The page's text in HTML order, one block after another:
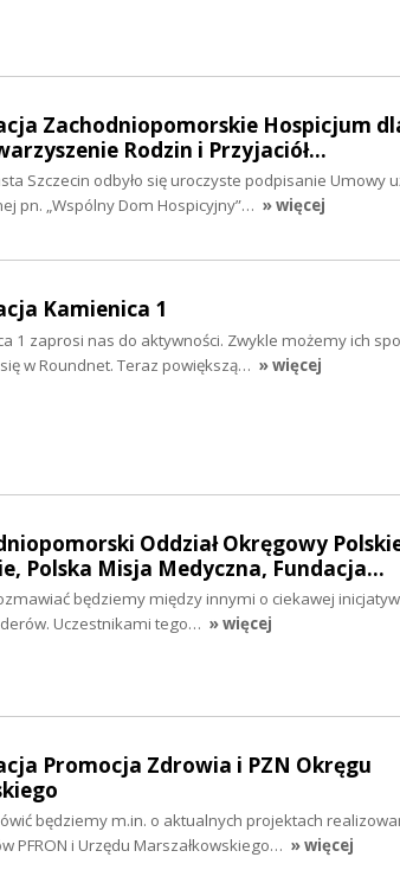
Zachodniopomorskie Hospicjum
Rodzin i Przyjaciół…
Szczecin odbyło się uroczyste podpisanie Umowy
pn. „Wspólny Dom Hospicyjny”… » więcej
Kamienica 1
1 zaprosi nas do aktywności. Zwykle możemy ich
w Roundnet. Teraz powiększą… » więcej
Oddział Okręgowy
Polska Misja Medyczna, Fundacja…
będziemy między innymi o ciekawej
Uczestnikami tego… » więcej
Promocja Zdrowia i PZN Okręgu
będziemy m.in. o aktualnych projektach
PFRON i Urzędu Marszałkowskiego… » więcej